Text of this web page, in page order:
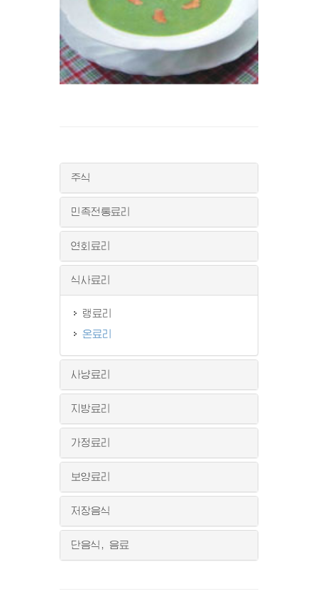
주식
민족전통료리
연회료리
식사료리
랭료리
온료리
사냥료리
지방료리
가정료리
보양료리
저장음식
단음식, 음료